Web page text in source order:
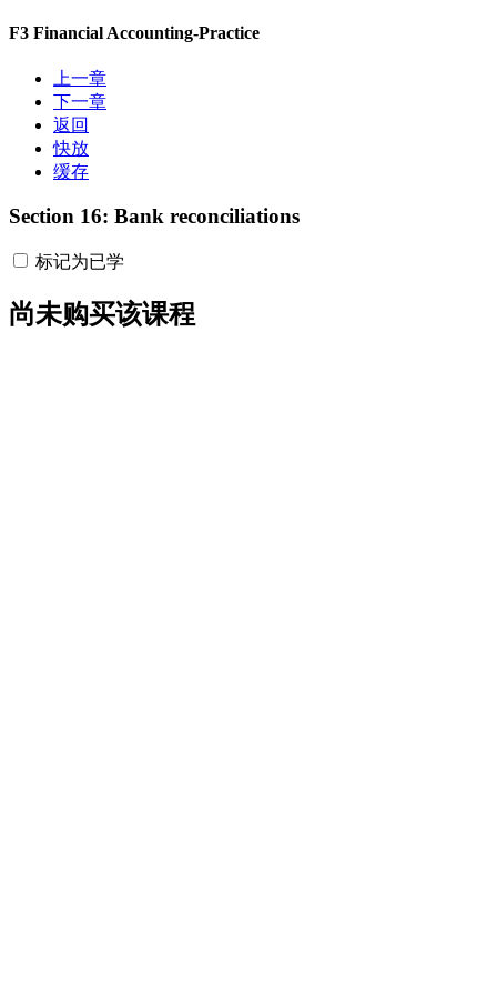
F3 Financial Accounting-Practice
上一章
下一章
返回
快放
缓存
Section 16: Bank reconciliations
标记为已学
尚未购买该课程